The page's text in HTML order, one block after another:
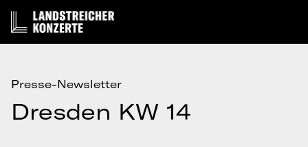
Presse-Newsletter
Dresden KW 14